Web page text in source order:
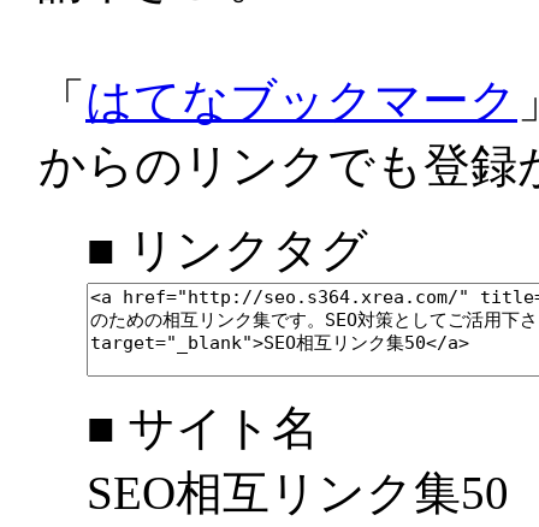
「 はてなブックマーク
からのリンクでも登録
■ リンクタグ
■ サイト名
SEO相互リンク集50